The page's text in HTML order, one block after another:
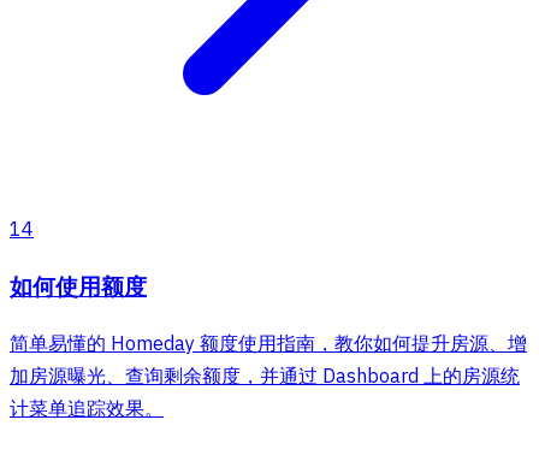
14
如何使用额度
简单易懂的 Homeday 额度使用指南，教你如何提升房源、增
加房源曝光、查询剩余额度，并通过 Dashboard 上的房源统
计菜单追踪效果。